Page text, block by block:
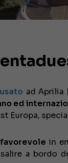
ad Aprilia
ed
Europa,
in
a bordo